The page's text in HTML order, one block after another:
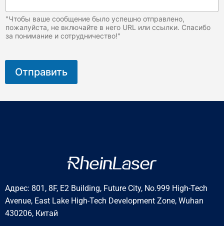
"Чтобы ваше сообщение было успешно отправлено,
пожалуйста, не включайте в него URL или ссылки. Спасибо
за понимание и сотрудничество!"
Отправить
Адрес: 801, 8F, E2 Building, Future City, No.999 High-Tech
Avenue, East Lake High-Tech Development Zone, Wuhan
430206, Китай